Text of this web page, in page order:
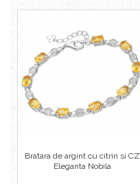
Bratara de argint cu citrin si CZ
Eleganta Nobila